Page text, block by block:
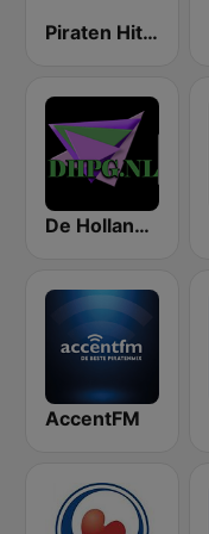
Piraten Hits Twente
De Hollandse Piraten Gigant
AccentFM